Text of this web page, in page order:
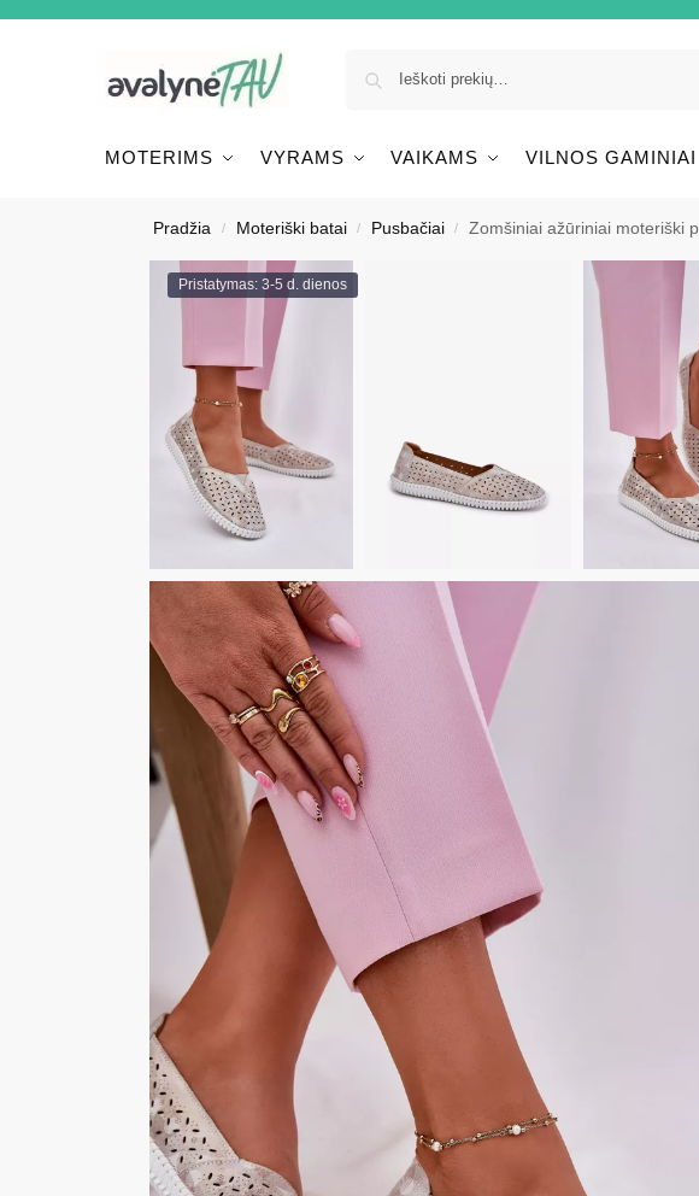
MOTERIMS VYRAMS VAIKAMS VILNOS GAMINIAI
Pradžia / Moteriški batai / Pusbačiai / Zomšiniai ažūriniai moteriški
Pristatymas: 3-5 d. dienos